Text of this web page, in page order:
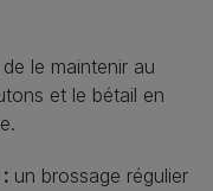
le maintenir au
et le bétail en
un brossage régulier